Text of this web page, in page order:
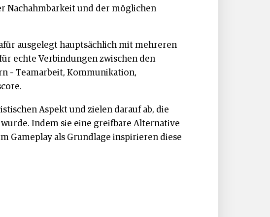
Nachahmbarkeit und der möglichen
ausgelegt hauptsächlich mit mehreren
echte Verbindungen zwischen den
– Teamarbeit, Kommunikation,
Aspekt und zielen darauf ab, die
Indem sie eine greifbare Alternative
Gameplay als Grundlage inspirieren diese